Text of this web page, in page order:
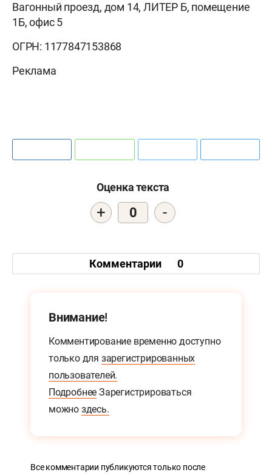
Вагонный проезд, дом 14, ЛИТЕР Б, помещение
1Б, офис 5
ОГРН: 1177847153868
Реклама
Оценка текста
+ 0 -
Комментарии 0
Внимание!
Комментирование временно доступно
только для зарегистрированных
пользователей.
Подробнее Зарегистрироваться
можно здесь.
Все комментарии публикуются только после